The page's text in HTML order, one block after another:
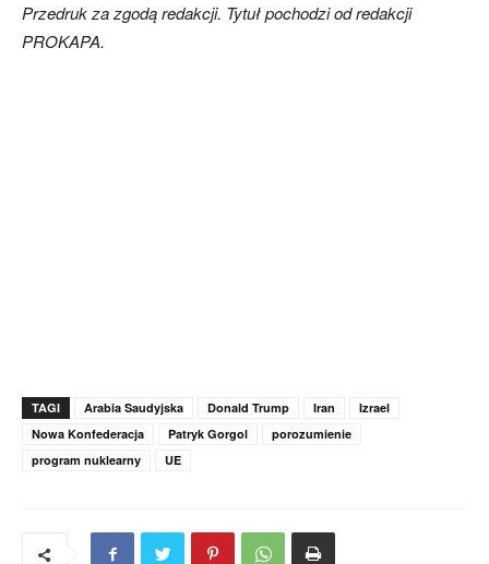
Przedruk za zgodą redakcji. Tytuł pochodzi od redakcji
PROKAPA.
TAGI Arabia Saudyjska Donald Trump Iran
Izrael
Nowa Konfederacja
Patryk Gorgol
porozumienie
program nuklearny
UE